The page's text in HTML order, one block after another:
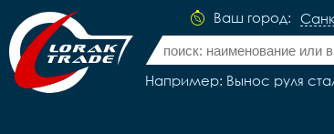
Ваш город:
Например: Вынос руля